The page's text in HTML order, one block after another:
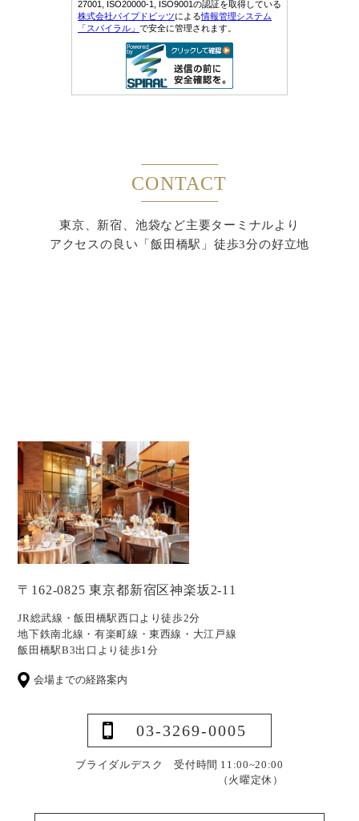
CONTACT
東京、新宿、池袋など主要ターミナルより
アクセスの良い「飯田橋駅」徒歩3分の好立地
〒162-0825 東京都新宿区神楽坂2-11
JR総武線・飯田橋駅西口より徒歩2分
地下鉄南北線・有楽町線・東西線・大江戸線
飯田橋駅B3出口より徒歩1分
会場までの経路案内
03-3269-0005
ブライダルデスク 受付時間 11:00~20:00
（火曜定休）